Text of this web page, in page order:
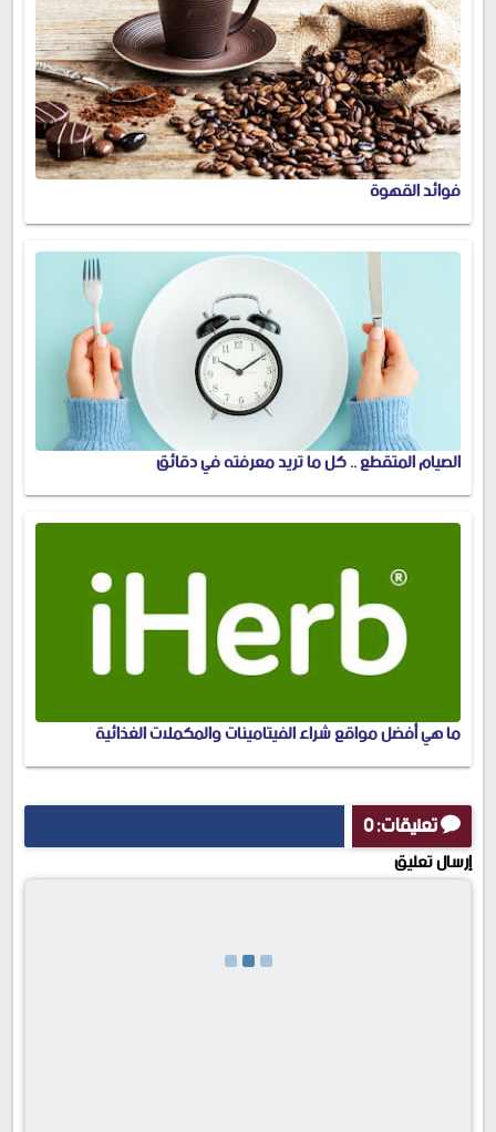
فوائد القهوة
الصيام المتقطع .. كل ما تريد معرفته في دقائق
ما هي أفضل مواقع شراء الفيتامينات والمكملات الغذائية
تعليقات: 0
إرسال تعليق